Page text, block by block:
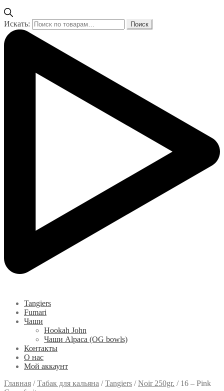
Искать: Поиск
Tangiers
Fumari
Чаши
Hookah John
Чаши Alpaca (OG bowls)
Контакты
О нас
Мой аккаунт
Главная /Табак для кальяна /Tangiers /Noir 250gr. / 16 – Pink